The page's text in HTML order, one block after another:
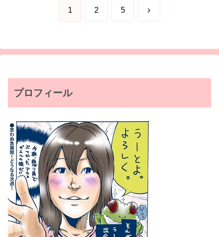
1 2 5 次
プロフィール